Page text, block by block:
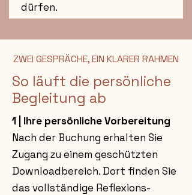
dürfen.
ZWEI GESPRÄCHE, EIN KLARER RAHMEN
So läuft die persönliche
Begleitung ab
1 | Ihre persönliche Vorbereitung
Nach der Buchung erhalten Sie
Zugang zu einem geschützten
Downloadbereich. Dort finden Sie
das vollständige Reflexions-